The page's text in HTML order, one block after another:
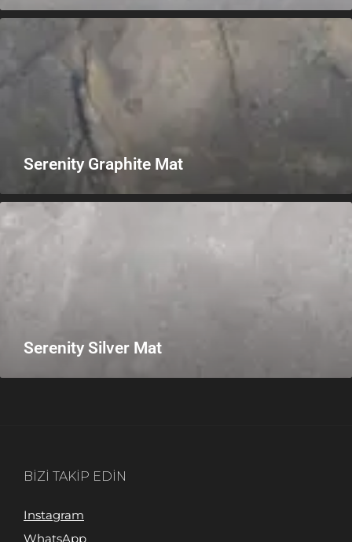
Serenity Graphite Mat
Serenity Silver Mat
BIZI TAKIP EDIN
Instagram
WhatsApp